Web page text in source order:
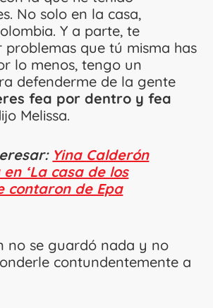
No solo en la casa,
Y a parte, te
problemas que tú misma has
lo menos, tengo un
defenderme de la gente
fea por dentro y fea
Melissa.
Yina Calderón
‘La casa de los
contaron de Epa
no se guardó nada y no
contundentemente a